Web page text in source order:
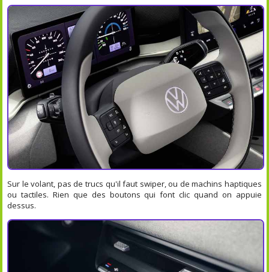
Sur le volant, pas de trucs qu'il faut swiper, ou de machins haptiques
ou tactiles. Rien que des boutons qui font clic quand on appuie
dessus.